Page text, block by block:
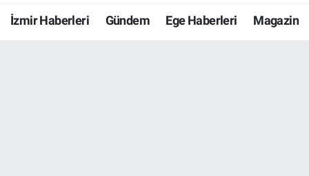
İzmir Haberleri Gündem Ege Haberleri Magazin
Resmi İlanlar